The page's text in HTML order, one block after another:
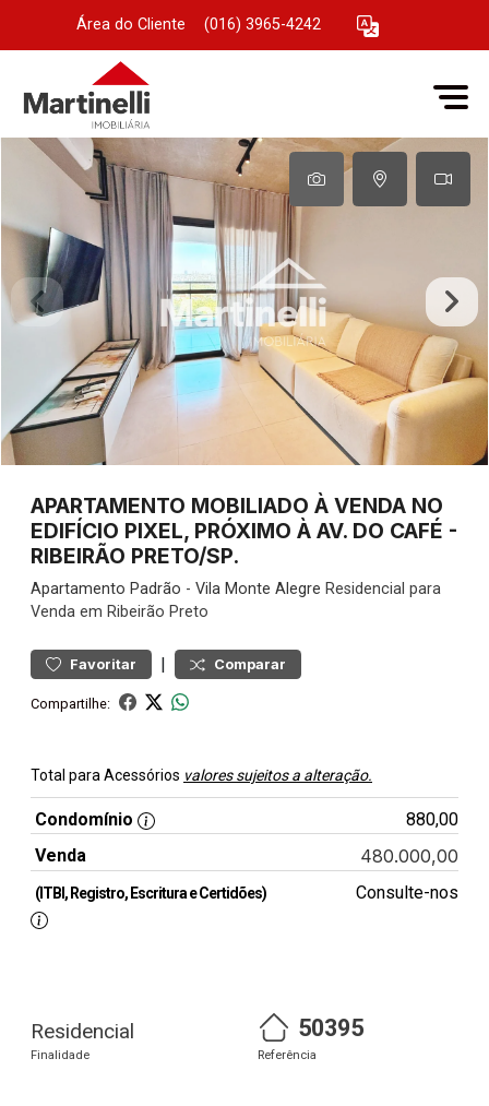
Área do Cliente (016) 3965-4242
APARTAMENTO MOBILIADO À VENDA NO
EDIFÍCIO PIXEL, PRÓXIMO À AV. DO CAFÉ -
RIBEIRÃO PRETO/SP.
Apartamento Padrão - Vila Monte Alegre Residencial para
Venda em Ribeirão Preto
Favoritar | Comparar
Compartilhe:
Total para Acessórios valores sujeitos a alteração.
Condomínio
880,00
Venda
480.000,00
(ITBI, Registro, Escritura e Certidões) Consulte-nos
Residencial
Finalidade
50395
Referência